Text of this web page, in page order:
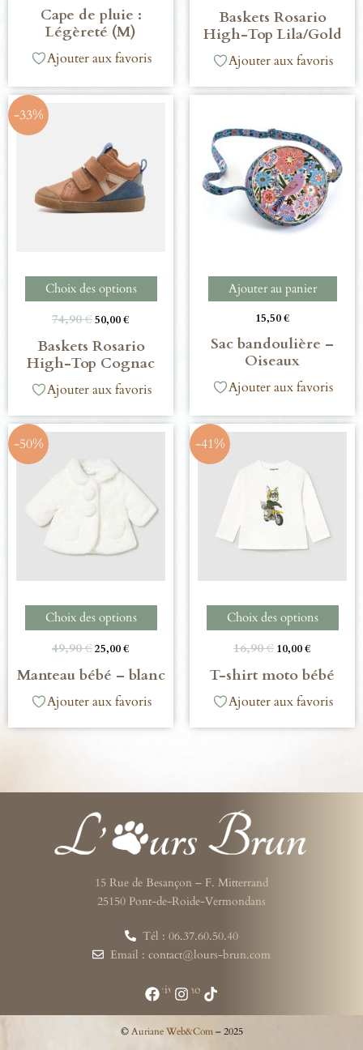
Cape de pluie :
Légèreté (M)
Ajouter aux favoris
Baskets Rosario
High-Top Lila/Gold
Ajouter aux favoris
-33%
Choix des options
74,90€50,00€
Baskets Rosario
High-Top Cognac
Ajouter aux favoris
Ajouter au panier
15,50€
Sac bandoulière –
Oiseaux
Ajouter aux favoris
-50%
Choix des options
49,90€25,00€
Manteau bébé – blanc
Ajouter aux favoris
-41%
Choix des options
16,90€ 10,00€
T-shirt moto bébé
Ajouter aux favoris
15 Rue de Besançon – F. Mitterrand
25150 Pont-de-Roide-Vermondans
Tél : 06.37.60.50.40
Email : contact@lours-brun.com
Suivez-nous
©Auriane Web&Com– 2025